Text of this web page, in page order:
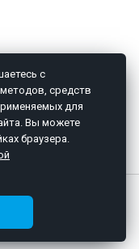
с
средств
для
Вы можете
браузера.